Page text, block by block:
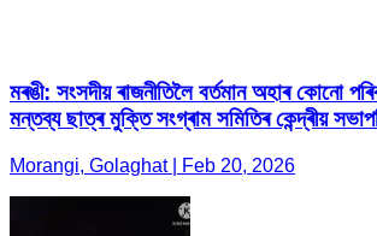
মৰঙী: সংসদীয় ৰাজনীতিলৈ বৰ্তমান অহাৰ কোনো
মন্তব্য ছাত্ৰ মুক্তি সংগ্ৰাম সমিতিৰ কেন্দ্ৰীয়
Morangi, Golaghat | Feb 20, 2026